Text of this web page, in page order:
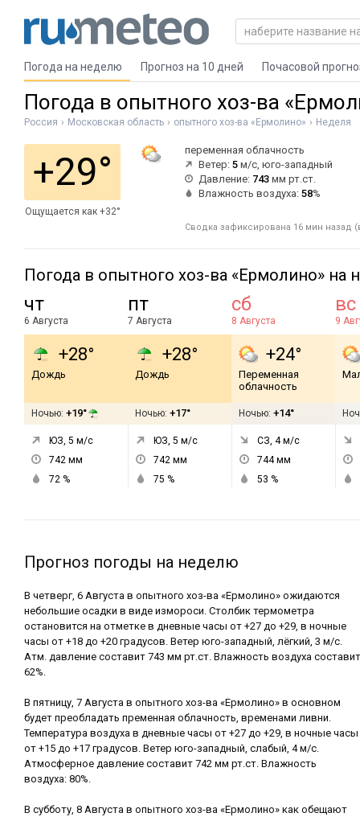
Погода на неделю Прогноз на 10 дней Почасовой
Погода в опытного хоз-ва
Россия Московская область опытного хоз-ва «Ермолино» Неделя
+29°
Ощущается как +32°
переменная облачность
Ветер: 5 м/с, юго-западный
Давление: 743 мм рт.ст.
Влажность воздуха: 58%
Сводка зафиксирована 16 мин назад
Погода в опытного хоз-ва «Ермолино» на
чт
6 Августа
+28°
Дождь
Ночью: +19°
ЮЗ, 5 м/с
742 мм
72 %
пт
7 Августа
+28°
Дождь
Ночью: +17°
ЮЗ, 5 м/с
742 мм
75 %
сб
8 Августа
+24°
Переменная
облачность
Ночью: +14°
СЗ, 4м/с
744мм
53 %
вс
9
Прогноз погоды на неделю
В четверг, 6 Августа в опытного хоз-ва «Ермолино» ожидаются
небольшие осадки в виде измороси. Столбик термометра
остановится на отметке в дневные часы от +27 до +29, в ночные
часы от +18 до +20 градусов. Ветер юго-западный, лёгкий, 3 м/с.
Атм. давление составит 743 мм рт.ст. Влажность воздуха составит
62%.
В пятницу, 7 Августа в опытного хоз-ва «Ермолино» в основном
будет преобладать пременная облачность, временами ливни.
Температура воздуха в дневные часы от +27 до +29, в ночные часы
от +15 до +17 градусов. Ветер юго-западный, слабый, 4 м/с.
Атмосферное давление составит 742 мм рт.ст. Влажность
воздуха: 80%.
В субботу, 8 Августа в опытного хоз-ва «Ермолино» как обещают